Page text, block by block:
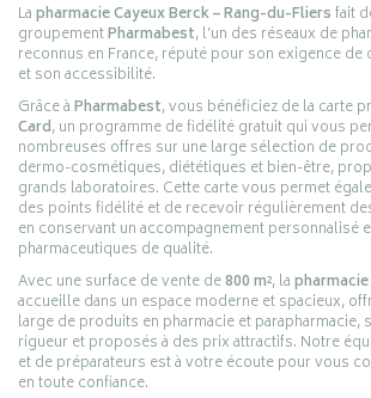
Lapharmacie Cayeux Berck – Rang-du-Fliersfait
groupementPharmabest, l’un des réseaux de
reconnus en France, réputé pour son exigence
et son accessibilité.
Grâce àPharmabest, vous bénéficiez de la carte
Card, un programme de fidélité gratuit qui vous
nombreuses offres sur une large sélection de
dermo-cosmétiques, diététiques et bien-être,
grands laboratoires. Cette carte vous permet
des points fidélité et de recevoir régulièrement
en conservant un accompagnement personnalisé
pharmaceutiques de qualité.
Avec une surface de vente de800 m², la
accueille dans un espace moderne et spacieux,
large de produits en pharmacie et parapharmacie,
rigueur et proposés à des prix attractifs. Notre
et de préparateurs est à votre écoute pour vous
en toute confiance.